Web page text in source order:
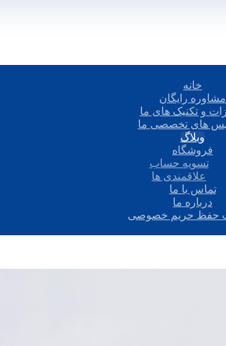
خانه
مشاوره رایگان
و تکنیک های ما
های تخصصی ما
وبلاگ
فروشگاه
تسویه حساب
علاقمندی ها
تماس با ما
درباره ما
حفظ حریم خصوصی